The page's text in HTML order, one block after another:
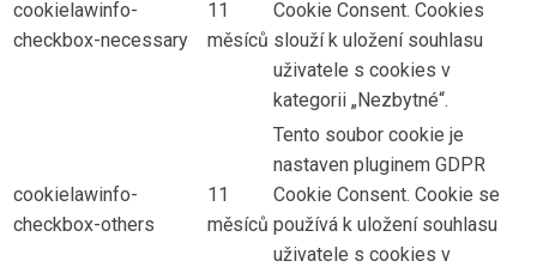
cookielawinfo-
checkbox-necessary
11
měsíců
Cookie Consent. Cookies
slouží k uložení souhlasu
uživatele s cookies v
kategorii „Nezbytné“.
cookielawinfo-
checkbox-others
11
měsíců
Tento soubor cookie je
nastaven pluginem GDPR
Cookie Consent. Cookie se
používá k uložení souhlasu
uživatele s cookies v